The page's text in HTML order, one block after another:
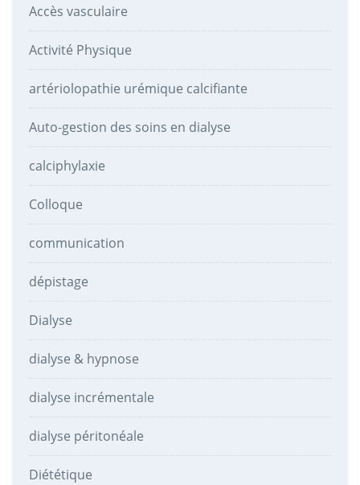
Accès vasculaire
Activité Physique
artériolopathie urémique calcifiante
Auto-gestion des soins en dialyse
calciphylaxie
Colloque
communication
dépistage
Dialyse
dialyse & hypnose
dialyse incrémentale
dialyse péritonéale
Diététique